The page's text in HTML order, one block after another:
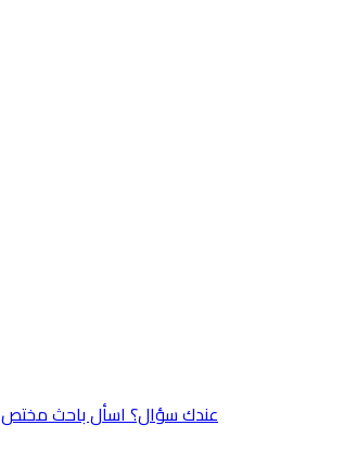
عندك سؤال؟ اسأل باحث مختص